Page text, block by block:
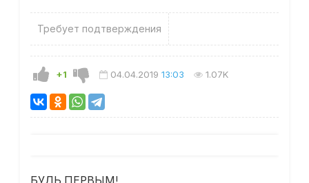
Требует подтверждения
+1 04.04.2019 13:03 1.07K